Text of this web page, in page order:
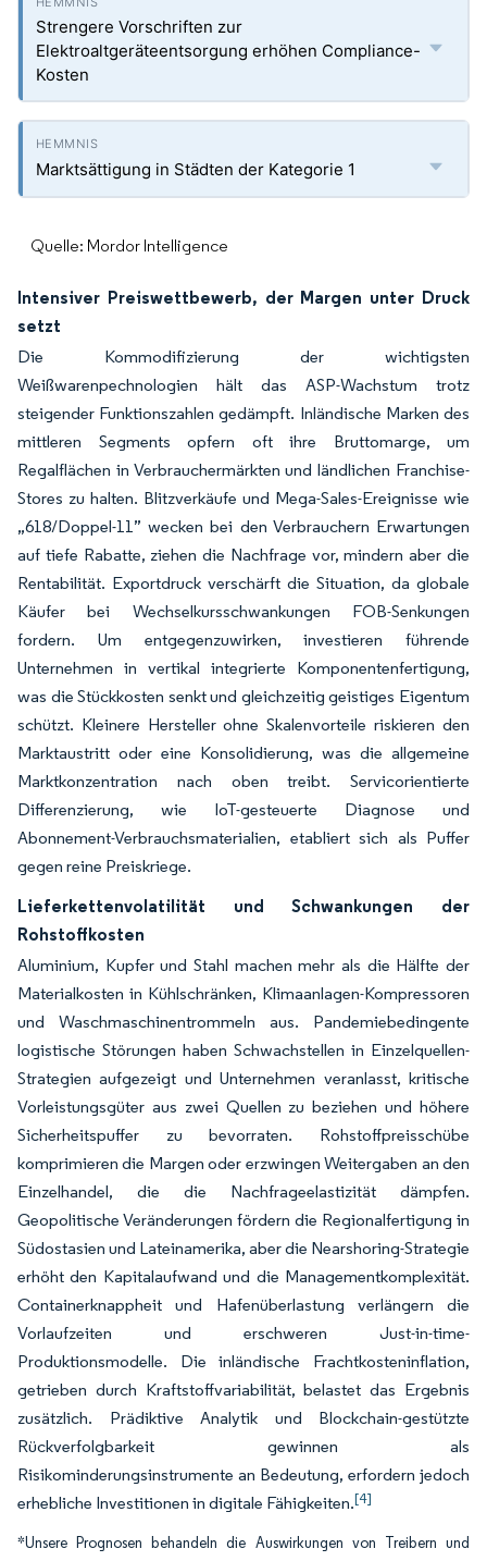
Strengere Vorschriften zur
Elektroaltgeräteentsorgung erhöhen Compliance-
Kosten
Marktsättigung in Städten der Kategorie 1
Quelle: Mordor Intelligence
Intensiver Preiswettbewerb, der Margen unter Druck
setzt
Die Kommodifizierung der wichtigsten
Weißwarenpechnologien hält das ASP-Wachstum trotz
steigender Funktionszahlen gedämpft. Inländische Marken des
mittleren Segments opfern oft ihre Bruttomarge, um
Regalflächen in Verbrauchermärkten und ländlichen Franchise-
Stores zu halten. Blitzverkäufe und Mega-Sales-Ereignisse wie
„618/Doppel-11” wecken bei den Verbrauchern Erwartungen
auf tiefe Rabatte, ziehen die Nachfrage vor, mindern aber die
Rentabilität. Exportdruck verschärft die Situation, da globale
Käufer bei Wechselkursschwankungen FOB-Senkungen
fordern. Um entgegenzuwirken, investieren führende
Unternehmen in vertikal integrierte Komponentenfertigung,
was die Stückkosten senkt und gleichzeitig geistiges Eigentum
schützt. Kleinere Hersteller ohne Skalenvorteile riskieren den
Marktaustritt oder eine Konsolidierung, was die allgemeine
Marktkonzentration nach oben treibt. Servicorientierte
Differenzierung, wie IoT-gesteuerte Diagnose und
Abonnement-Verbrauchsmaterialien, etabliert sich als Puffer
gegen reine Preiskriege.
Lieferkettenvolatilität und Schwankungen der
Rohstoffkosten
Aluminium, Kupfer und Stahl machen mehr als die Hälfte der
Materialkosten in Kühlschränken, Klimaanlagen-Kompressoren
und Waschmaschinentrommeln aus. Pandemiebedingente
logistische Störungen haben Schwachstellen in Einzelquellen-
Strategien aufgezeigt und Unternehmen veranlasst, kritische
Vorleistungsgüter aus zwei Quellen zu beziehen und höhere
Sicherheitspuffer zu bevorraten. Rohstoffpreisschübe
komprimieren die Margen oder erzwingen Weitergaben an den
Einzelhandel, die die Nachfrageelastizität dämpfen.
Geopolitische Veränderungen fördern die Regionalfertigung in
Südostasien und Lateinamerika, aber die Nearshoring-Strategie
erhöht den Kapitalaufwand und die Managementkomplexität.
Containerknappheit und Hafenüberlastung verlängern die
Vorlaufzeiten und erschweren Just-in-time-
Produktionsmodelle. Die inländische Frachtkosteninflation,
getrieben durch Kraftstoffvariabilität, belastet das Ergebnis
zusätzlich. Prädiktive Analytik und Blockchain-gestützte
Rückverfolgbarkeit gewinnen als
Risikominderungsinstrumente an Bedeutung, erfordern jedoch
erhebliche Investitionen in digitale Fähigkeiten.[4]
*Unsere Prognosen behandeln die Auswirkungen von Treibern und